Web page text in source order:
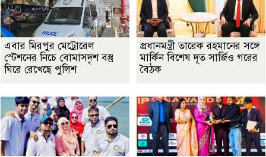
এবার মিরপুর মেট্রোরেল
স্টেশনের নিচে বোমাসদৃশ বস্তু
ঘিরে রেখেছে পুলিশ
প্রধানমন্ত্রী তারেক রহমানের সঙ্গে
মার্কিন বিশেষ দূত সার্জিও গরের
বৈঠক